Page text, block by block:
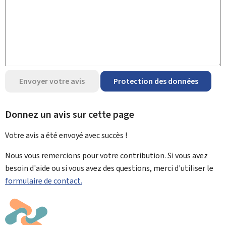
Envoyer votre avis Protection des données
Donnez un avis sur cette page
Votre avis a été envoyé avecsuccès !
Nous vous remercions pour votre contribution. Si vous avez
besoin d'aide ou si vous avez des questions, merci d'utiliser le
formulaire de contact.